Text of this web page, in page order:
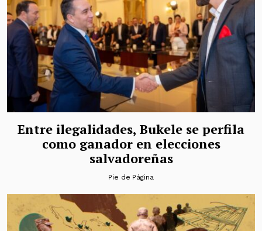
Entre ilegalidades, Bukele se perfila
como ganador en elecciones
salvadoreñas
Pie de Página